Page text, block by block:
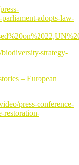
adopts-law-
biodiversity-strategy-
– European
press-conference-
restoration-